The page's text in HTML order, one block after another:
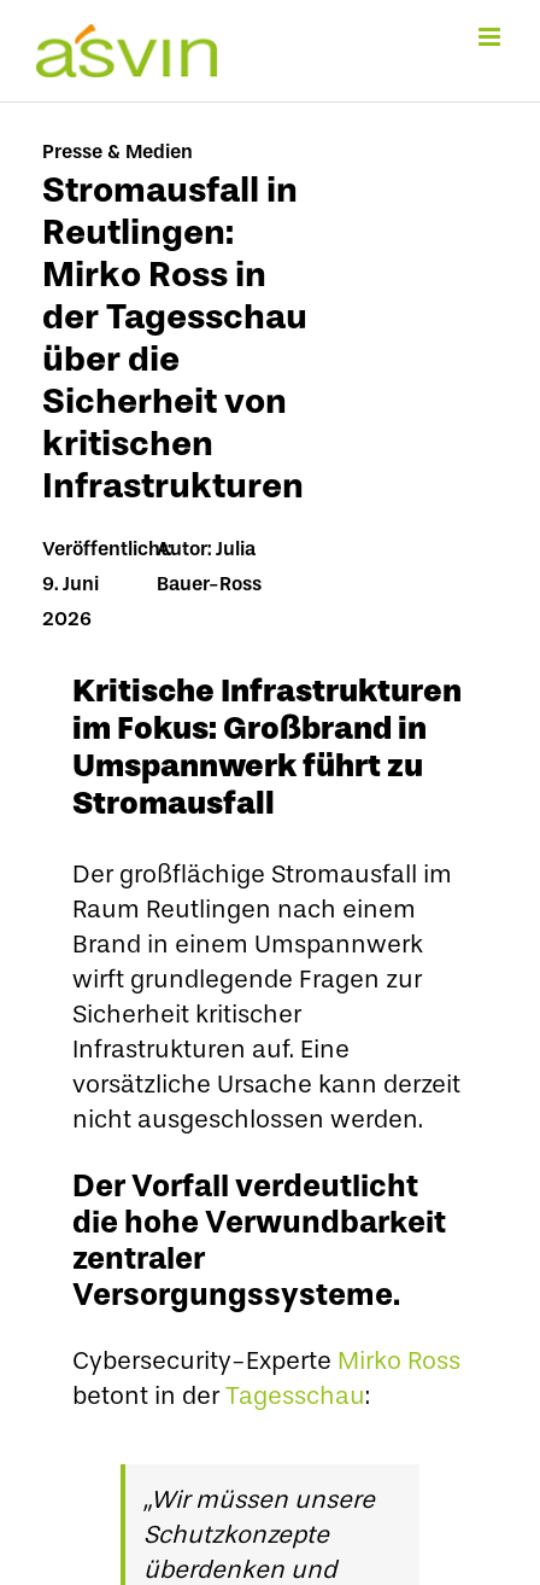
Inhalt
springen
Presse & Medien
Stromausfall in
Reutlingen:
Mirko Ross in
der Tagesschau
über die
Sicherheit von
kritischen
Infrastrukturen
Veröffentlicht:
9. Juni
2026
Autor: Julia
Bauer-Ross
Kritische Infrastrukturen
im Fokus: Großbrand in
Umspannwerk führt zu
Stromausfall
Der großflächige Stromausfall im
Raum Reutlingen nach einem
Brand in einem Umspannwerk
wirft grundlegende Fragen zur
Sicherheit kritischer
Infrastrukturen auf. Eine
vorsätzliche Ursache kann derzeit
nicht ausgeschlossen werden.
Der Vorfall verdeutlicht
die hohe Verwundbarkeit
zentraler
Versorgungssysteme.
Cybersecurity-Experte Mirko Ross
betont in derTagesschau:
„Wir müssen unsere
Schutzkonzepte
überdenken und